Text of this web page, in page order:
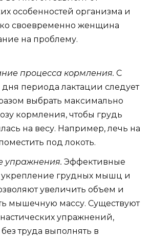
особенностей организма и
своевременно женщина
на проблему.
процесса кормления. С
дня периода лактации следует
выбрать максимально
кормления, чтобы грудь
на весу. Например, лечь на
под локоть.
упражнения. Эффективные
грудных мышц и
увеличить объем и
мышечную массу. Существуют
упражнений,
труда выполнять в